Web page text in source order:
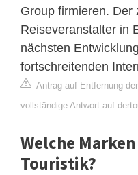
Group firmieren. Der
Reiseveranstalter in
nächsten
fortschreitenden
Antrag auf Entfernung
vollständige Antwort auf
Welche
Touristik?